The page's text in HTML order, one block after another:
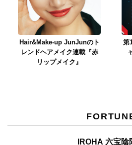
Hair&Make-up JunJunのト
レンドヘアメイク連載『赤
リップメイク』
第
IROHA 六宝陰